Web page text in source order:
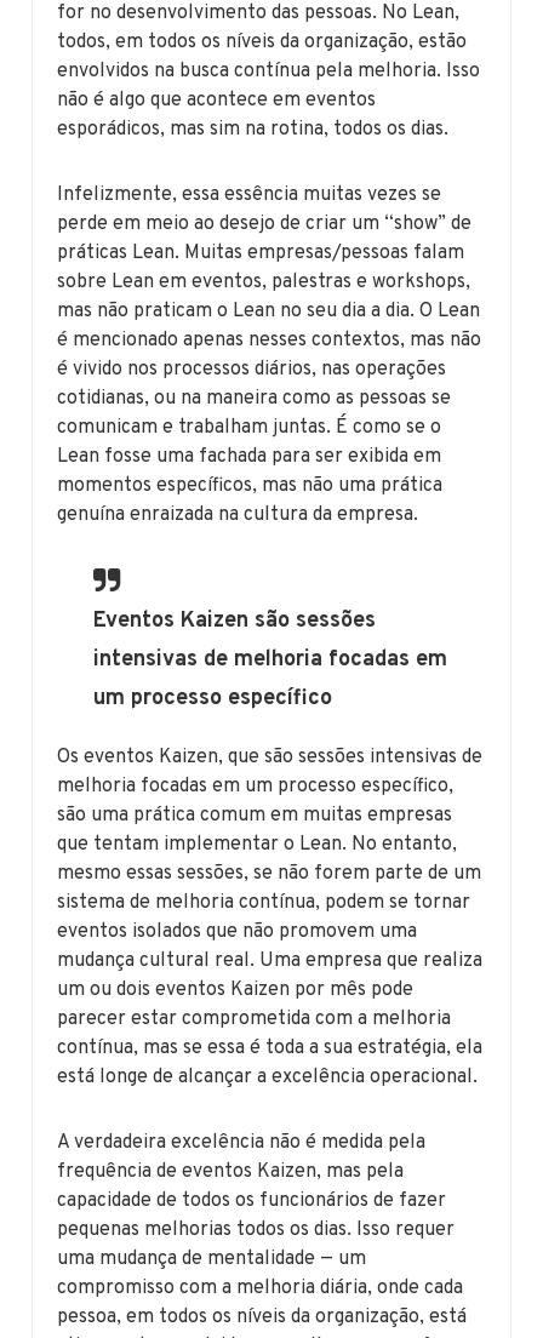
for no desenvolvimento das pessoas. No Lean,
todos, em todos os níveis da organização, estão
envolvidos na busca contínua pela melhoria. Isso
não é algo que acontece em eventos
esporádicos, mas sim na rotina, todos os dias.
Infelizmente, essa essência muitas vezes se
perde em meio ao desejo de criar um “show” de
práticas Lean. Muitas empresas/pessoas falam
sobre Lean em eventos, palestras e workshops,
mas não praticam o Lean no seu dia a dia. O Lean
é mencionado apenas nesses contextos, mas não
é vivido nos processos diários, nas operações
cotidianas, ou na maneira como as pessoas se
comunicam e trabalham juntas. É como se o
Lean fosse uma fachada para ser exibida em
momentos específicos, mas não uma prática
genuína enraizada na cultura da empresa.
Eventos Kaizen são sessões
intensivas de melhoria focadas em
um processo específico
Os eventos Kaizen, que são sessões intensivas de
melhoria focadas em um processo específico,
são uma prática comum em muitas empresas
que tentam implementar o Lean. No entanto,
mesmo essas sessões, se não forem parte de um
sistema de melhoria contínua, podem se tornar
eventos isolados que não promovem uma
mudança cultural real. Uma empresa que realiza
um ou dois eventos Kaizen por mês pode
parecer estar comprometida com a melhoria
contínua, mas se essa é toda a sua estratégia, ela
está longe de alcançar a excelência operacional.
A verdadeira excelência não é medida pela
frequência de eventos Kaizen, mas pela
capacidade de todos os funcionários de fazer
pequenas melhorias todos os dias. Isso requer
uma mudança de mentalidade — um
compromisso com a melhoria diária, onde cada
pessoa, em todos os níveis da organização, está